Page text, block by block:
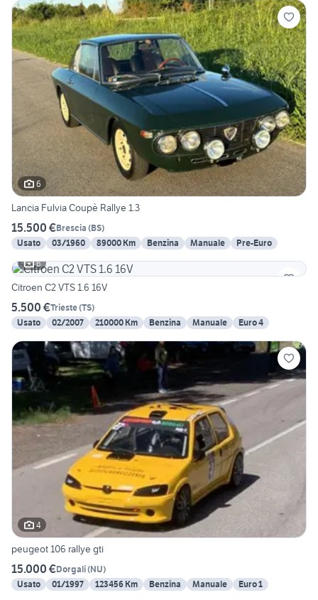
6
Lancia Fulvia Coupè Rallye 1.3
15.500 €Brescia (BS)
Usato
03/1960 89000 Km Benzina Manuale
Pre-Euro
6
Citroen C2 VTS 1.6 16V
5.500 €Trieste(TS)
Usato
02/2007 210000 Km Benzina Manuale Euro 4
4
peugeot 106 rallye gti
15.000 €Dorgali(NU)
Usato
01/1997 123456 Km Benzina Manuale Euro 1